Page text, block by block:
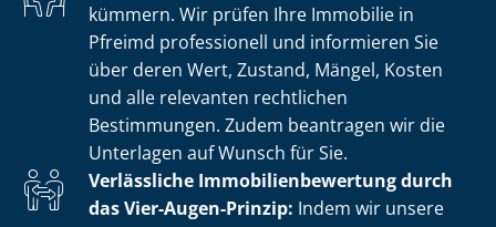
kümmern. Wir prüfen Ihre Immobilie in
Pfreimd professionell und informieren Sie
über deren Wert, Zustand, Mängel, Kosten
und alle relevanten rechtlichen
Bestimmungen. Zudem beantragen wir die
Unterlagen auf Wunsch für Sie.
Verlässliche Im­mo­bi­li­en­be­wer­tung durch
das Vier-Augen-Prinzip: Indem wir unsere